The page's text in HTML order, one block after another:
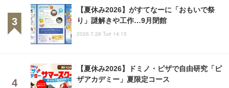
【夏休み2026】がすてなーに「おもいで祭
り」謎解きや工作…9月閉館
2026.7.28 Tue 14:15
【夏休み2026】ドミノ・ピザで自由研究「ピ
ザアカデミー」夏限定コース